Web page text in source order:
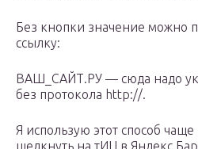
Без кнопки значение можно
ссылку:
ВАШ_САЙТ.РУ — сюда надо
без протокола http://.
Я использую этот способ чаще
щелкнуть на тИЦ в Яндекс